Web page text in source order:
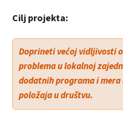
Cilj projekta:
Doprineti većoj vidljivosti
problema u lokalnoj
dodatnih programa i
položaja u društvu.